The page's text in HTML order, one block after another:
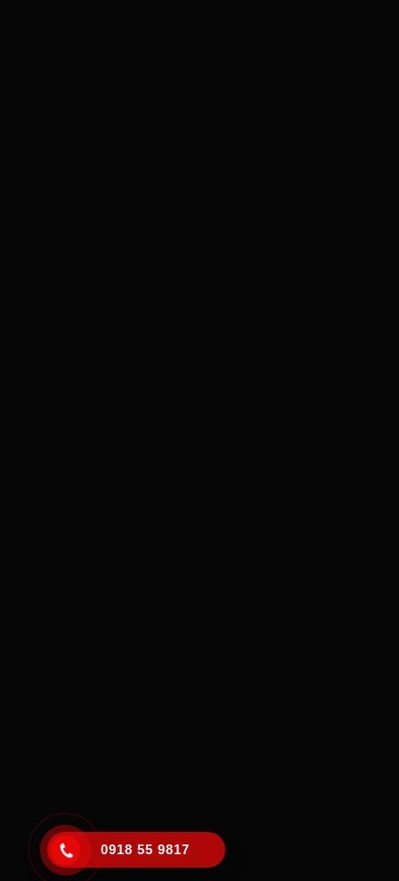
0918 55 9817